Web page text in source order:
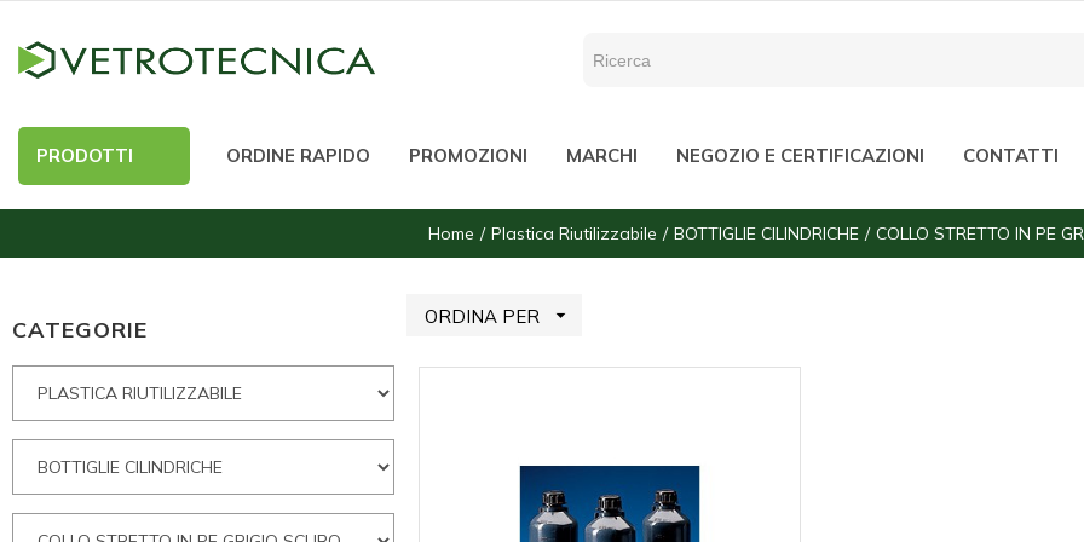
PRODOTTI ORDINE RAPIDO PROMOZIONI MARCHI NEGOZIO E CERTIFICAZIONI CONTATTI
Home Plastica Riutilizzabile BOTTIGLIE CILINDRICHE COLLO STRETTO IN PE
CATEGORIE ORDINA PER 